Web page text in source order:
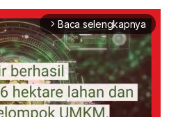
arrow_forward_ios Baca selengkapnya